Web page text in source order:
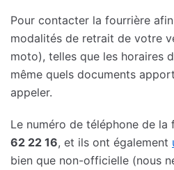
Pour contacter la fourrière
modalités de retrait de votre
moto), telles que les horaires
même quels documents
appeler.
Le numéro de téléphone de la
62 22 16, et ils ont également
bien que non-officielle (nous